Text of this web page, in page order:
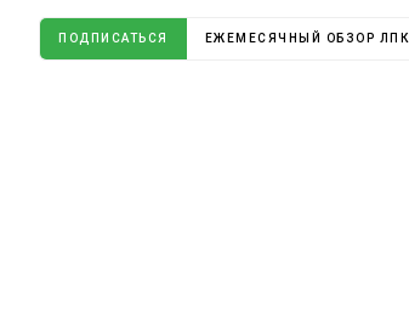
ПОДПИСАТЬСЯ ЕЖЕМЕСЯЧНЫЙ ОБЗОР ЛПК